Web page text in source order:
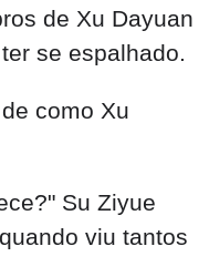
de Xu Dayuan
se espalhado.